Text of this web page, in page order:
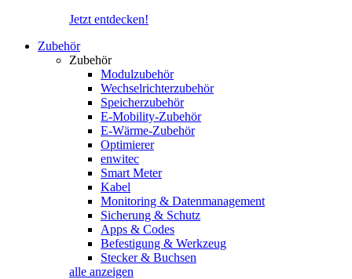
Jetzt entdecken!
Zubehör
Zubehör
Modulzubehör
Wechselrichterzubehör
Speicherzubehör
E-Mobility-Zubehör
E-Wärme-Zubehör
Optimierer
enwitec
Smart Meter
Kabel
Monitoring & Datenmanagement
Sicherung & Schutz
Apps & Codes
Befestigung & Werkzeug
Stecker & Buchsen
alle anzeigen